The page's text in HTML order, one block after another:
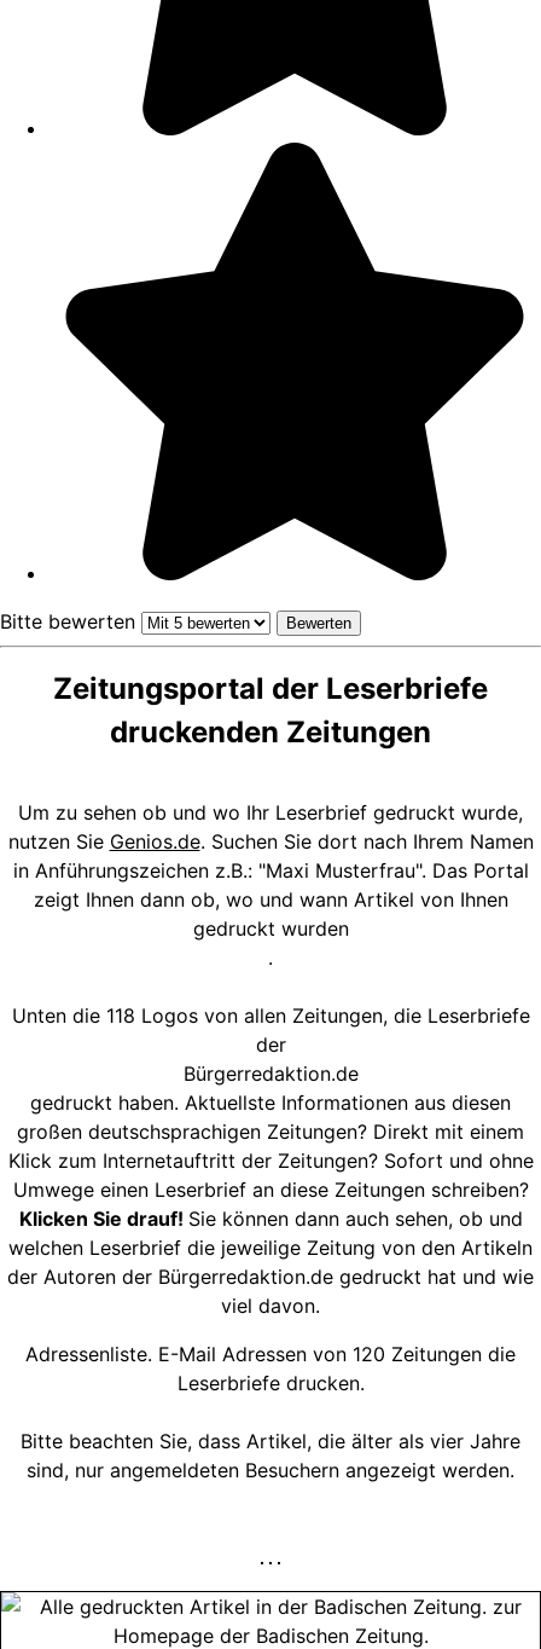
Bitte bewerten
Zeitungsportal der Leserbriefe
druckenden Zeitungen
Um zu sehen ob und wo Ihr Leserbrief gedruckt wurde,
nutzen Sie Genios.de. Suchen Sie dort nach Ihrem Namen
in Anführungszeichen z.B.: "Maxi Musterfrau". Das Portal
zeigt Ihnen dann ob, wo und wann Artikel von Ihnen
gedruckt wurden
.
Unten die 118 Logos von allen Zeitungen, die Leserbriefe
der
Bürgerredaktion.de
gedruckt haben. Aktuellste Informationen aus diesen
großen deutschsprachigen Zeitungen? Direkt mit einem
Klick zum Internetauftritt der Zeitungen? Sofort und ohne
Umwege einen Leserbrief an diese Zeitungen schreiben?
Klicken Sie drauf! Sie können dann auch sehen, ob und
welchen Leserbrief die jeweilige Zeitung von den Artikeln
der Autoren der Bürgerredaktion.de gedruckt hat und wie
viel davon.
Adressenliste. E-Mail Adressen von 120 Zeitungen die
Leserbriefe drucken.
Bitte beachten Sie, dass Artikel, die älter als vier Jahre
sind, nur angemeldeten Besuchern angezeigt werden.